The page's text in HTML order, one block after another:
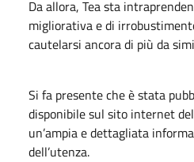
Da allora, Tea sta
migliorativa e di
cautelarsi ancora di più da
Si fa presente che è stata
disponibile sul sito internet
un’ampia e dettagliata
dell’utenza.